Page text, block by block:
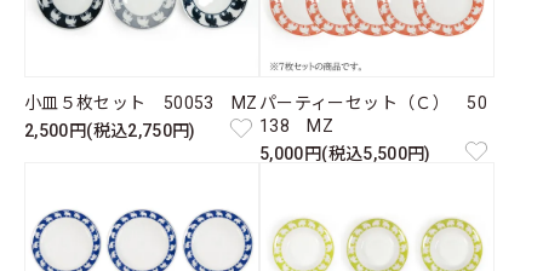
小皿５枚セット 50053 MZ
2,500円(税込2,750円)
パーティーセット（Ｃ） 50
138 MZ
5,000円(税込5,500円)